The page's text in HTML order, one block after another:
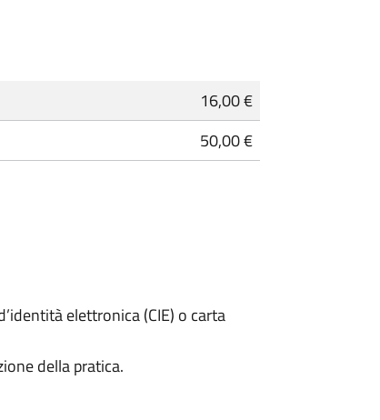
16,00 €
50,00 €
elettronica (CIE) o carta
della pratica.